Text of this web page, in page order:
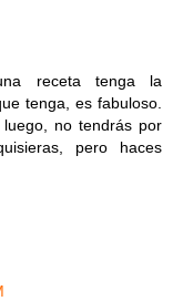
receta tenga la
tenga, es fabuloso.
no tendrás por
pero haces